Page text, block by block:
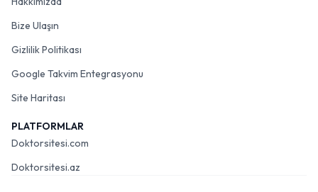
Bize Ulaşın
Gizlilik Politikası
Google Takvim Entegrasyonu
Site Haritası
PLATFORMLAR
Doktorsitesi.com
Doktorsitesi.az